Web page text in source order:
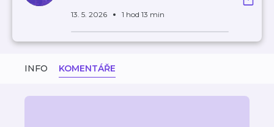
13. 5. 2026 1 hod 13 min
INFO KOMENTÁŘE